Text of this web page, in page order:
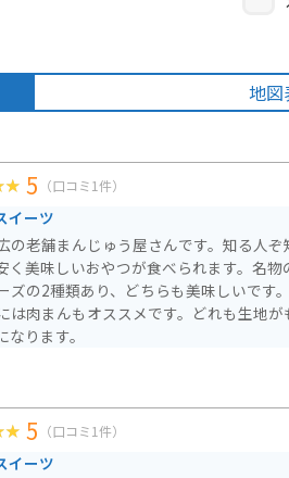
地図
5 （口コミ1件）
イーツ
の老舗まんじゅう屋さんです。知る人ぞ
く美味しいおやつが食べられます。名物
ズの2種類あり、どちらも美味しいです
は肉まんもオススメです。どれも生地が
ります。
5 （口コミ1件）
イーツ